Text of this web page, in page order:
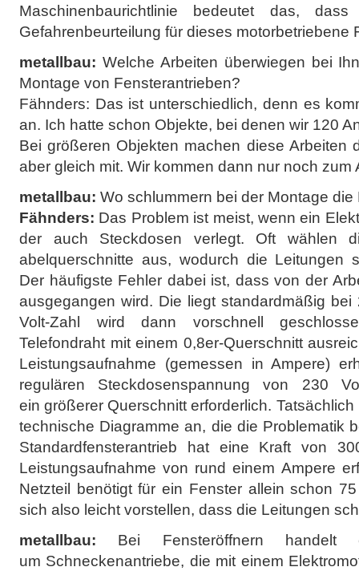
Maschinenbaurichtlinie bedeutet das,
Gefahrenbeurteilung für dieses motorbetriebene
metallbau: Welche Arbeiten überwiegen bei
Montage von Fensterantrieben?
Fähnders: Das ist unterschiedlich, denn es
an. Ich hatte schon Objekte, bei denen wir 120
Bei größeren Objekten machen diese Arbeiten
aber gleich mit. Wir kommen dann nur noch zum
metallbau: Wo schlummern bei der Montage
Fähnders: Das Problem ist meist, wenn ein
der auch Steckdosen verlegt. Oft wählen
abelquerschnitte aus, wodurch die Leitungen
Der häufigste Fehler dabei ist, dass von der
ausgegangen wird. Die liegt standardmäßig
Volt-Zahl wird dann vorschnell
Telefondraht mit einem 0,8er-Querschnitt
Leistungsaufnahme (gemessen in Ampere)
regulären Steckdosenspannung von 230
ein größerer Querschnitt erforderlich.
technische Diagramme an, die die Problematik
Standardfensterantrieb hat eine Kraft von
Leistungsaufnahme von rund einem Ampere
Netzteil benötigt für ein Fenster allein schon
sich also leicht vorstellen, dass die Leitungen
metallbau: Bei Fensteröffnern
um Schneckenantriebe, die mit einem